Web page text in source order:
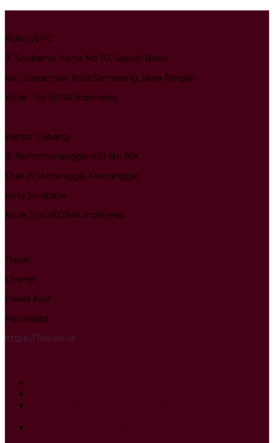
Ruko WPC
Jl. Soekarno Hatta No 10, Sawah Besar
Kec Gayamsari Kota Semarang Jawa Tengah
Kode Pos 50166 Indonesia
Kantor Cabang
Jl. Kertomenanggal VIII No 16A
Dukuh Menanggal, Menanggal
Kota Surabaya
Kode Pos 602344 Indonesia
Travel
Charter
Paket Kilat
Pariwisata
https://Travele.id